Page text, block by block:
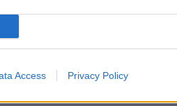
Access Privacy Policy
Skinnarloppet
4